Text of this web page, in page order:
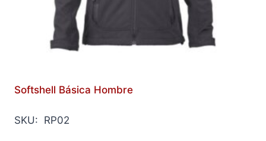
Softshell Básica Hombre
SKU: RP02